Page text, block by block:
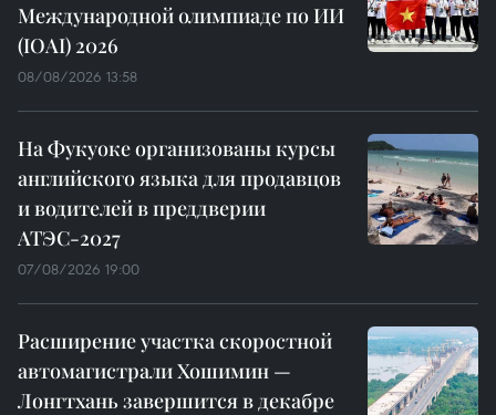
Международной олимпиаде по ИИ
(IOAI) 2026
08/08/2026 13:58
На Фукуоке организованы курсы
английского языка для продавцов
и водителей в преддверии
АТЭС-2027
07/08/2026 19:00
Расширение участка скоростной
автомагистрали Хошимин —
Лонгтхань завершится в декабре